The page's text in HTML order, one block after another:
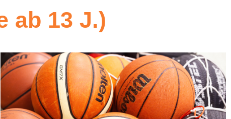
ab 13 J.)